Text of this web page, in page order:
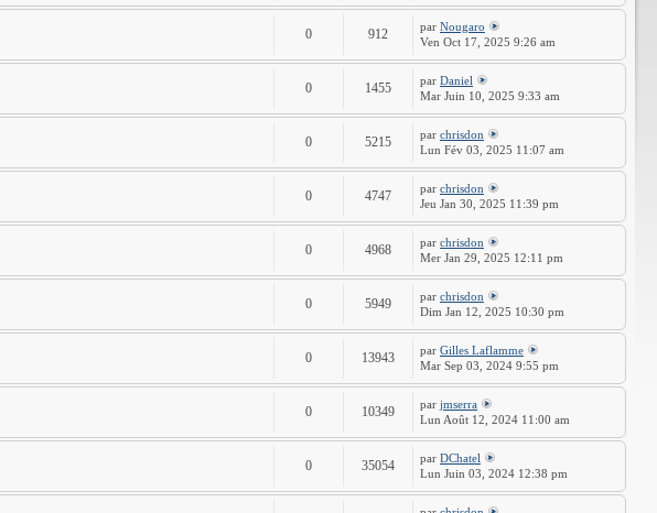
0 912 par Nougaro
Ven Oct 17, 2025 9:26 am
0 1455 par Daniel
Mar Juin 10, 2025 9:33 am
0 5215 par chrisdon
Lun Fév 03, 2025 11:07 am
0 4747 par chrisdon
Jeu Jan 30, 2025 11:39 pm
0 4968 par chrisdon
Mer Jan 29, 2025 12:11 pm
0 5949 par chrisdon
Dim Jan 12, 2025 10:30 pm
0 13943 par Gilles Laflamme
Mar Sep 03, 2024 9:55 pm
0 10349 par jmserra
Lun Août 12, 2024 11:00 am
0 35054 par DChatel
Lun Juin 03, 2024 12:38 pm